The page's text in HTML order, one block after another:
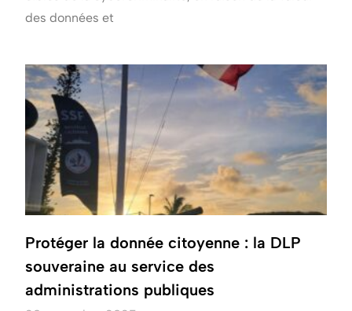
des données et
Protéger la donnée citoyenne : la DLP
souveraine au service des
administrations publiques